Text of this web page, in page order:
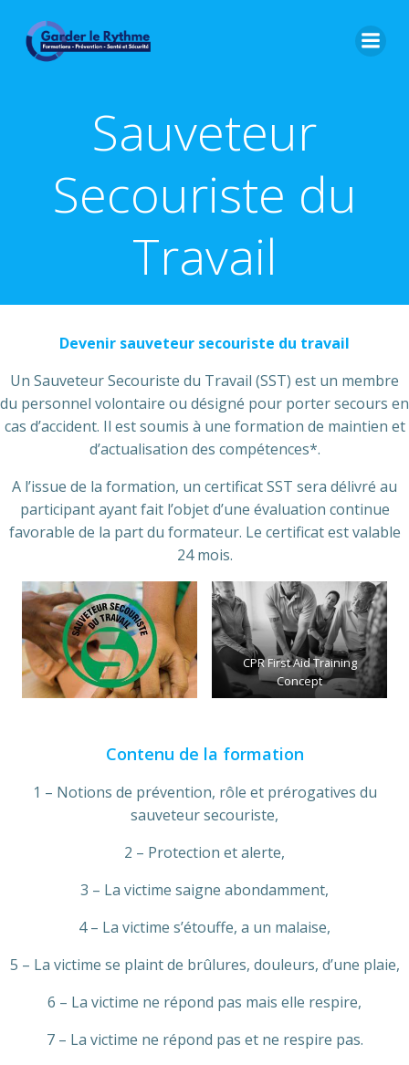
Sauveteur
Secouriste du
Travail
Devenir sauveteur secouriste du travail
Un Sauveteur Secouriste du Travail (SST) est un membre
du personnel volontaire ou désigné pour porter secours en
cas d’accident. Il est soumis à une formation de maintien et
d’actualisation des compétences*.
A l’issue de la formation, un certificat SST sera délivré au
participant ayant fait l’objet d’une évaluation continue
favorable de la part du formateur. Le certificat est valable
24 mois.
CPR First Aid Training
Concept
Contenu de la formation
1 – Notions de prévention, rôle et prérogatives du
sauveteur secouriste,
2 – Protection et alerte,
3 – La victime saigne abondamment,
4 – La victime s’étouffe, a un malaise,
5 – La victime se plaint de brûlures, douleurs, d’une plaie,
6 – La victime ne répond pas mais elle respire,
7 – La victime ne répond pas et ne respire pas.